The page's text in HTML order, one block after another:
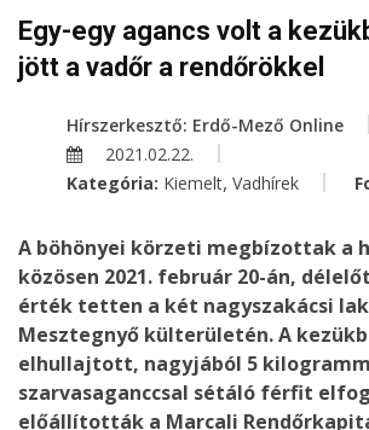
Egy-egy agancs volt a
jött a vadőr a rendőrökkel
Hírszerkesztő: Erdő-Mező Online
2021.02.22.
Kategória: Kiemelt, Vadhírek
A böhönyei körzeti megbízottak a
közösen 2021. február 20-án,
érték tetten a két nagyszakácsi
Mesztegnyő külterületén. A
elhullajtott, nagyjából 5
szarvasaganccsal sétáló férfit
előállították a Marcali